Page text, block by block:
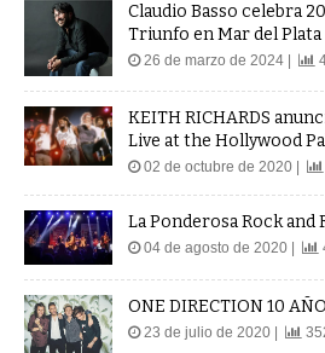
Claudio Basso celebra
Triunfo en Mar del Plata
26 de marzo de 2024 |
KEITH RICHARDS
Live at the Hollywood
02 de octubre de 2020 |
La Ponderosa Rock and
04 de agosto de 2020 |
ONE DIRECTION 10
23 de julio de 2020 |